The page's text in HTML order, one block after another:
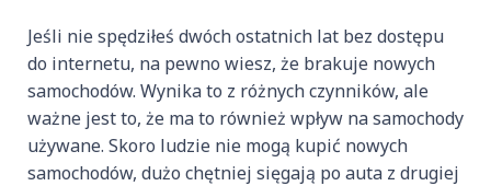
Jeśli nie spędziłeś dwóch ostatnich lat bez dostępu
do internetu, na pewno wiesz, że brakuje nowych
samochodów. Wynika to z różnych czynników, ale
ważne jest to, że ma to również wpływ na samochody
używane. Skoro ludzie nie mogą kupić nowych
samochodów, dużo chętniej sięgają po auta z drugiej